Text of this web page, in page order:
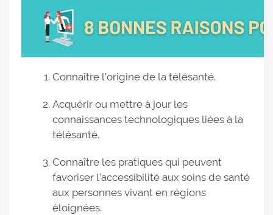
Connaître l’origine de la télésanté.
Acquérir ou mettre à jour les
connaissances technologiques liées à la
télésanté.
Connaître les pratiques qui peuvent
favoriser l’accessibilité aux soins de santé
aux personnes vivant en régions
éloignées.